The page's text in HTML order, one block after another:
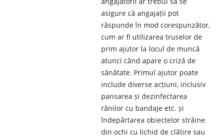
asigure că angajații pot
răspunde în mod corespunzător,
cum ar fi utilizarea truselor de
prim ajutor la locul de muncă
atunci când apare o criză de
sănătate. Primul ajutor poate
include diverse acțiuni, inclusiv
pansarea și dezinfectarea
rănilor cu bandaje etc. și
îndepărtarea obiectelor străine
din ochi cu lichid de clătire sau